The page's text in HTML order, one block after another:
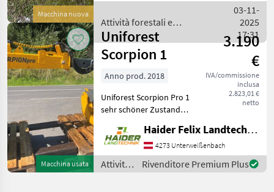
Macchina nuova
Punktaufnahme +min.
Attività forestali e
lavorazione del legno /
Binderberger
03-11-
2025
17:31
Macchina usata
Uniforest
Scorpion 1
3.190
€
IVA/commissione
inclusa
2.823,01 €
netto
Anno prod. 2018
Uniforest Scorpion Pro 1
sehr schöner Zustand
Arm Rückeschild 2x DW
Steuergerät erforderlich ca.
180 cm Zangenöffnung
hydraulisch
Haider Felix Landtechnik-Fachbetrieb e.U.
4273 Unterweißenbach
Attività
forestali
Rivenditore Premium Plus